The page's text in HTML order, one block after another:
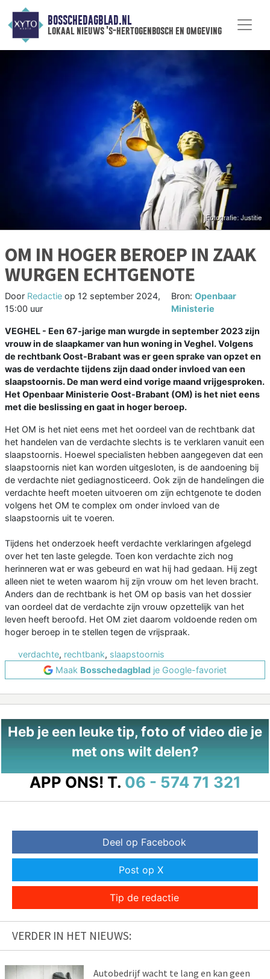
BOSSCHEDAGBLAD.NL
lokaal nieuws 's-hertogenbosch en omgeving
OM IN HOGER BEROEP IN ZAAK
WURGEN ECHTGENOTE
Door Redactie op 12 september 2024,
15:00 uur
Bron:Openbaar
Ministerie
VEGHEL - Een 67-jarige man wurgde in september 2023 zijn
vrouw in de slaapkamer van hun woning in Veghel. Volgens
de rechtbank Oost-Brabant was er geen sprake van opzet en
was de verdachte tijdens zijn daad onder invloed van een
slaapstoornis. De man werd eind vorige maand vrijgesproken.
Het Openbaar Ministerie Oost-Brabant (OM) is het niet eens
met die beslissing en gaat in hoger beroep.
Het OM is het niet eens met het oordeel van de rechtbank dat
het handelen van de verdachte slechts is te verklaren vanuit een
slaapstoornis. Hoewel specialisten hebben aangegeven dat een
slaapstoornis niet kan worden uitgesloten, is de aandoening bij
de verdachte niet gediagnosticeerd. Ook zijn de handelingen die
verdachte heeft moeten uitvoeren om zijn echtgenote te doden
volgens het OM te complex om onder invloed van de
slaapstoornis uit te voeren.
Tijdens het onderzoek heeft verdachte verklaringen afgelegd
over het ten laste gelegde. Toen kon verdachte zich nog
herinneren wat er was gebeurd en wat hij had gedaan. Hij zegt
alleen niet te weten waarom hij zijn vrouw om het leven bracht.
Anders dan de rechtbank is het OM op basis van het dossier
van oordeel dat de verdachte zijn vrouw opzettelijk van het
leven heeft beroofd. Het OM ziet daarom voldoende reden om
hoger beroep in te stellen tegen de vrijspraak.
verdachte, rechtbank, slaapstoornis
Maak Bosschedagblad je Google-favoriet
Heb je een leuke tip, foto of video die je
met ons wilt delen?
APP ONS! T. 06 - 574 71 321
Deel op Facebook
Post op X
Tip de redactie
VERDER IN HET NIEUWS:
Autobedrijf wacht te lang en kan geen